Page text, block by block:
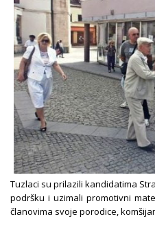
Tuzlaci su prilazili kandidatima
podršku i uzimali promotivni
članovima svoje porodice,